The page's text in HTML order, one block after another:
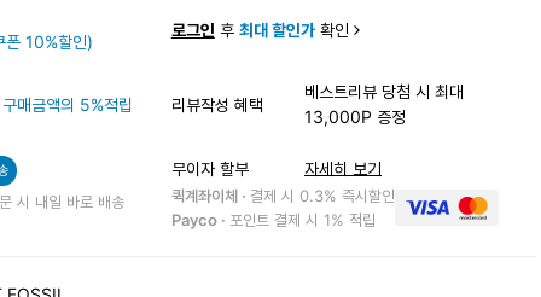
폰 10%할인)
로그인 후 최대 할인가확인
구매금액의 5%적립 리뷰작성 혜택
베스트리뷰 당첨 시 최대
13,000P 증정
시 내일 바로 배송
무이자 할부 자세히 보기
퀵계좌이체 · 결제 시 0.3% 즉시할인
Payco · 포인트 결제 시 1% 적립